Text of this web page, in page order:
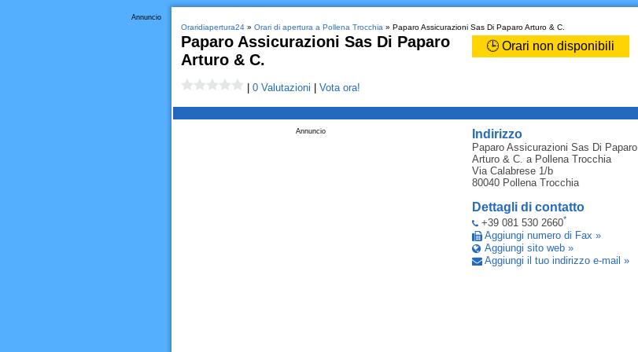
Annuncio
Oraridiapertura24» Orari di apertura a Pollena Trocchia » Paparo Assicurazioni Sas Di Paparo Arturo & C.
Paparo Assicurazioni Sas Di Paparo
Arturo & C.
🕒 Orari non disponibili
0 Valutazioni Vota ora!
Indirizzo
Paparo Assicurazioni Sas Di Paparo
Arturo & C. a Pollena Trocchia
Via Calabrese 1/b
80040 Pollena Trocchia
Dettagli di contatto
+39 081 530 2660*
Aggiungi numero di Fax »
Aggiungi sito web »
Aggiungi il tuo indirizzo e-mail »
Annuncio